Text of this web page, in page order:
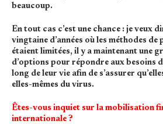
beaucoup.
En tout cas c’est une chance : je veux
vingtaine d’années où les méthodes
étaient limitées, il y a maintenant une
d’options pour répondre aux besoins
long de leur vie afin de s’assurer
elles-mêmes du virus.
Êtes-vous inquiet sur la mobilisation
internationale ?